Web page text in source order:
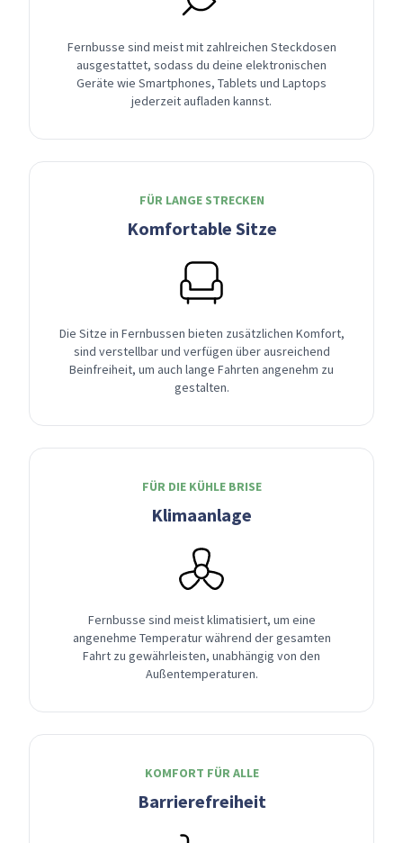
Fernbusse sind meist mit zahlreichen Steckdosen
ausgestattet, sodass du deine elektronischen
Geräte wie Smartphones, Tablets und Laptops
jederzeit aufladen kannst.
FÜR LANGE STRECKEN
Komfortable Sitze
Die Sitze in Fernbussen bieten zusätzlichen Komfort,
sind verstellbar und verfügen über ausreichend
Beinfreiheit, um auch lange Fahrten angenehm zu
gestalten.
FÜR DIE KÜHLE BRISE
Klimaanlage
Fernbusse sind meist klimatisiert, um eine
angenehme Temperatur während der gesamten
Fahrt zu gewährleisten, unabhängig von den
Außentemperaturen.
KOMFORT FÜR ALLE
Barrierefreiheit